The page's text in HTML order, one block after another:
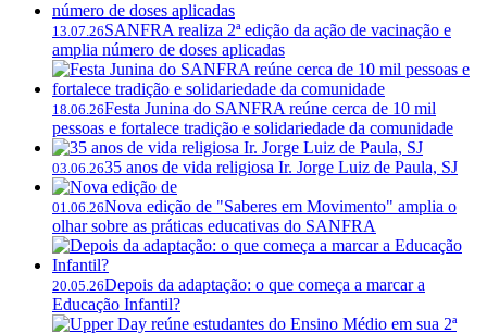
13.07.26SANFRA realiza 2ª edição da ação de vacinação e
amplia número de doses aplicadas
18.06.26Festa Junina do SANFRA reúne cerca de 10 mil
pessoas e fortalece tradição e solidariedade da comunidade
03.06.2635 anos de vida religiosa Ir. Jorge Luiz de Paula, SJ
01.06.26Nova edição de "Saberes em Movimento" amplia o
olhar sobre as práticas educativas do SANFRA
20.05.26Depois da adaptação: o que começa a marcar a
Educação Infantil?